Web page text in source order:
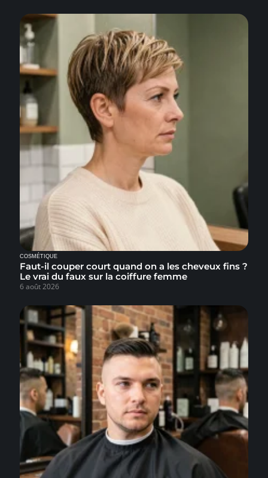
COSMÉTIQUE
Faut-il couper court quand on a les cheveux fins ?
Le vrai du faux sur la coiffure femme
6 août 2026